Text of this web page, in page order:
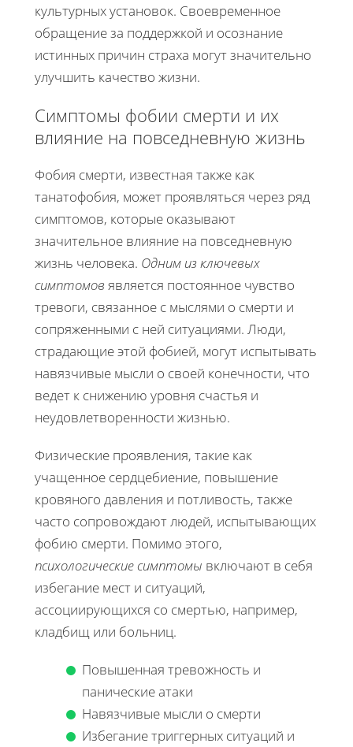
культурных установок. Своевременное
обращение за поддержкой и осознание
истинных причин страха могут значительно
улучшить качество жизни.
Симптомы фобии смерти и их
влияние на повседневную жизнь
Фобия смерти, известная также как
танатофобия, может проявляться через ряд
симптомов, которые оказывают
значительное влияние на повседневную
жизнь человека. Одним из ключевых
симптомов является постоянное чувство
тревоги, связанное с мыслями о смерти и
сопряженными с ней ситуациями. Люди,
страдающие этой фобией, могут испытывать
навязчивые мысли о своей конечности, что
ведет к снижению уровня счастья и
неудовлетворенности жизнью.
Физические проявления, такие как
учащенное сердцебиение, повышение
кровяного давления и потливость, также
часто сопровождают людей, испытывающих
фобию смерти. Помимо этого,
психологические симптомы включают в себя
избегание мест и ситуаций,
ассоциирующихся со смертью, например,
кладбищ или больниц.
Повышенная тревожность и
панические атаки
Навязчивые мысли о смерти
Избегание триггерных ситуаций и